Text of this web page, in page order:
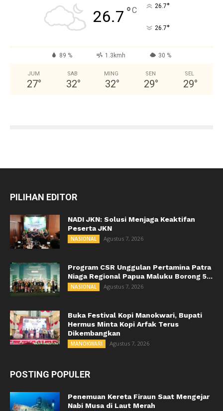
26.7 °C 26.7°
26.7°
89 % 1.3kmh 30 %
JUM
27°
SAB
32°
MING
32°
SEN
29°
SEL
29°
PILIHAN EDITOR
NADI JKN: Solusi Menjaga Keaktifan
Peserta JKN
NASIONAL Agustus 7, 2026
Program CSR Unggulan Pertamina Patra
Niaga Regional Papua Maluku Borong 5...
NASIONAL Agustus 7, 2026
Buka Festival Kopi Manokwari, Bupati
Hermus Minta Kopi Arfak Terus
Dikembangkan
MANOKWARI Agustus 7, 2026
POSTING POPULER
Penemuan Kereta Firaun Saat Mengejar
Nabi Musa di Laut Merah